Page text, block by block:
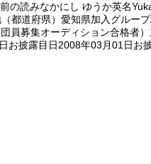
の読みなかにし ゆうか英名
都道府県）愛知県加入グルー
員募集オーディション合格者
お披露目日2008年03月01日お